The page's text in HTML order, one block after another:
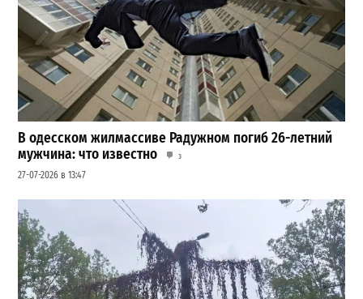
В одесском жилмассиве Радужном погиб 26-летний
мужчина: что известно
3
27-07-2026 в 13:47